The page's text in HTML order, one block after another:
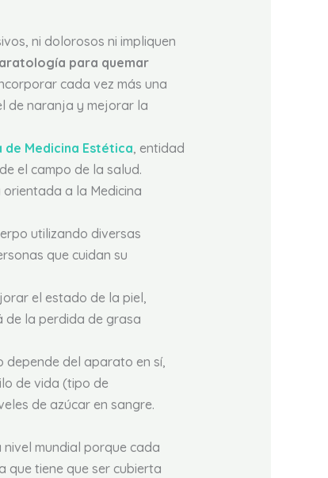
ni dolorosos ni impliquen
para quemar
cada vez más una
de naranja y mejorar la
de Medicina Estética, entidad
el campo de la salud.
a la Medicina
utilizando diversas
que cuidan su
el estado de la piel,
de la perdida de grasa
depende del aparato en sí,
de vida (tipo de
de azúcar en sangre.
mundial porque cada
que tiene que ser cubierta